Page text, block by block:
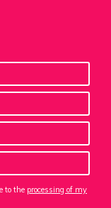
to the processing of my